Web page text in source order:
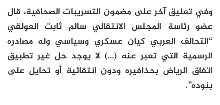
وفي تعليق آخر على مضمون التسريبات الصحافية، قال
عضو رئاسة المجلس الانتقالي سالم ثابت العولقي
“التحالف العربي كيان عسكري وسياسي وله مصادره
الرسمية التي تعبر عنه (…) لا يوجد حل غير تطبيق
اتفاق الرياض بحذافيره ودون انتقائية أو تحايل على
بنوده”.